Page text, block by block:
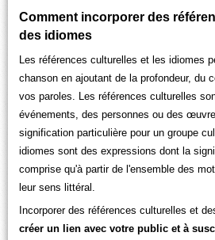
Comment incorporer des
des idiomes
Les références culturelles et les idiomes
chanson en ajoutant de la profondeur, du
vos paroles. Les références culturelles
événements, des personnes ou des
signification particulière pour un groupe
idiomes sont des expressions dont la
comprise qu'à partir de l'ensemble des
leur sens littéral.
Incorporer des références culturelles et
créer un lien avec votre public et à